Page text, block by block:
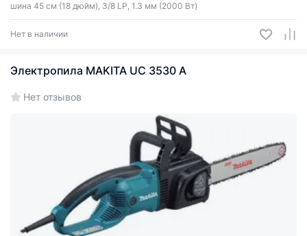
шина 45 см (18 дюйм), 3/8 LP, 1.3 мм (2000 Вт)
Нет в наличии
Электропила MAKITA UC 3530 A
Нет отзывов